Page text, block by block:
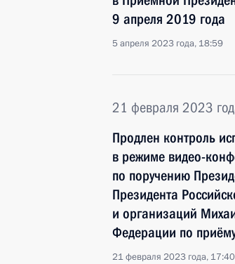
9 апреля 2019 года
5 апреля 2023 года, 18:59
21 февраля 2023
Продлен контроль
в режиме видео-
по поручению
Президента
и организаций
Федерации по
21 февраля 2023 года, 17:40